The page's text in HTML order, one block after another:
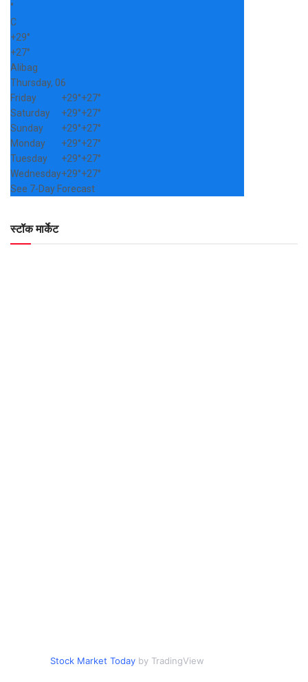
°
C
+29°
+27°
Alibag
Thursday, 06
Friday
+29°+27°
Saturday
+29°+27°
Sunday
+29°+27°
Monday
+29°+27°
Tuesday
+29°+27°
Wednesday+29°+27°
See 7-Day Forecast
स्टॉक मार्केट
Stock Market Today by TradingView